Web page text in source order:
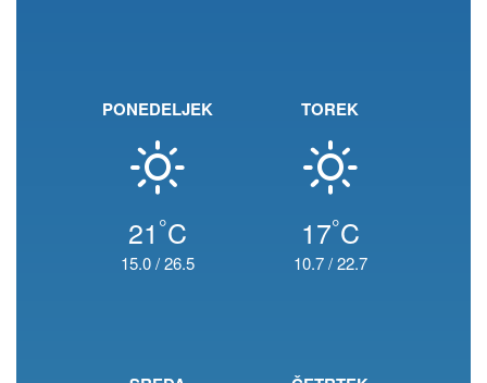
PONEDELJEK
21 °C
15.0/26.5
TOREK
17°C
10.7/22.7